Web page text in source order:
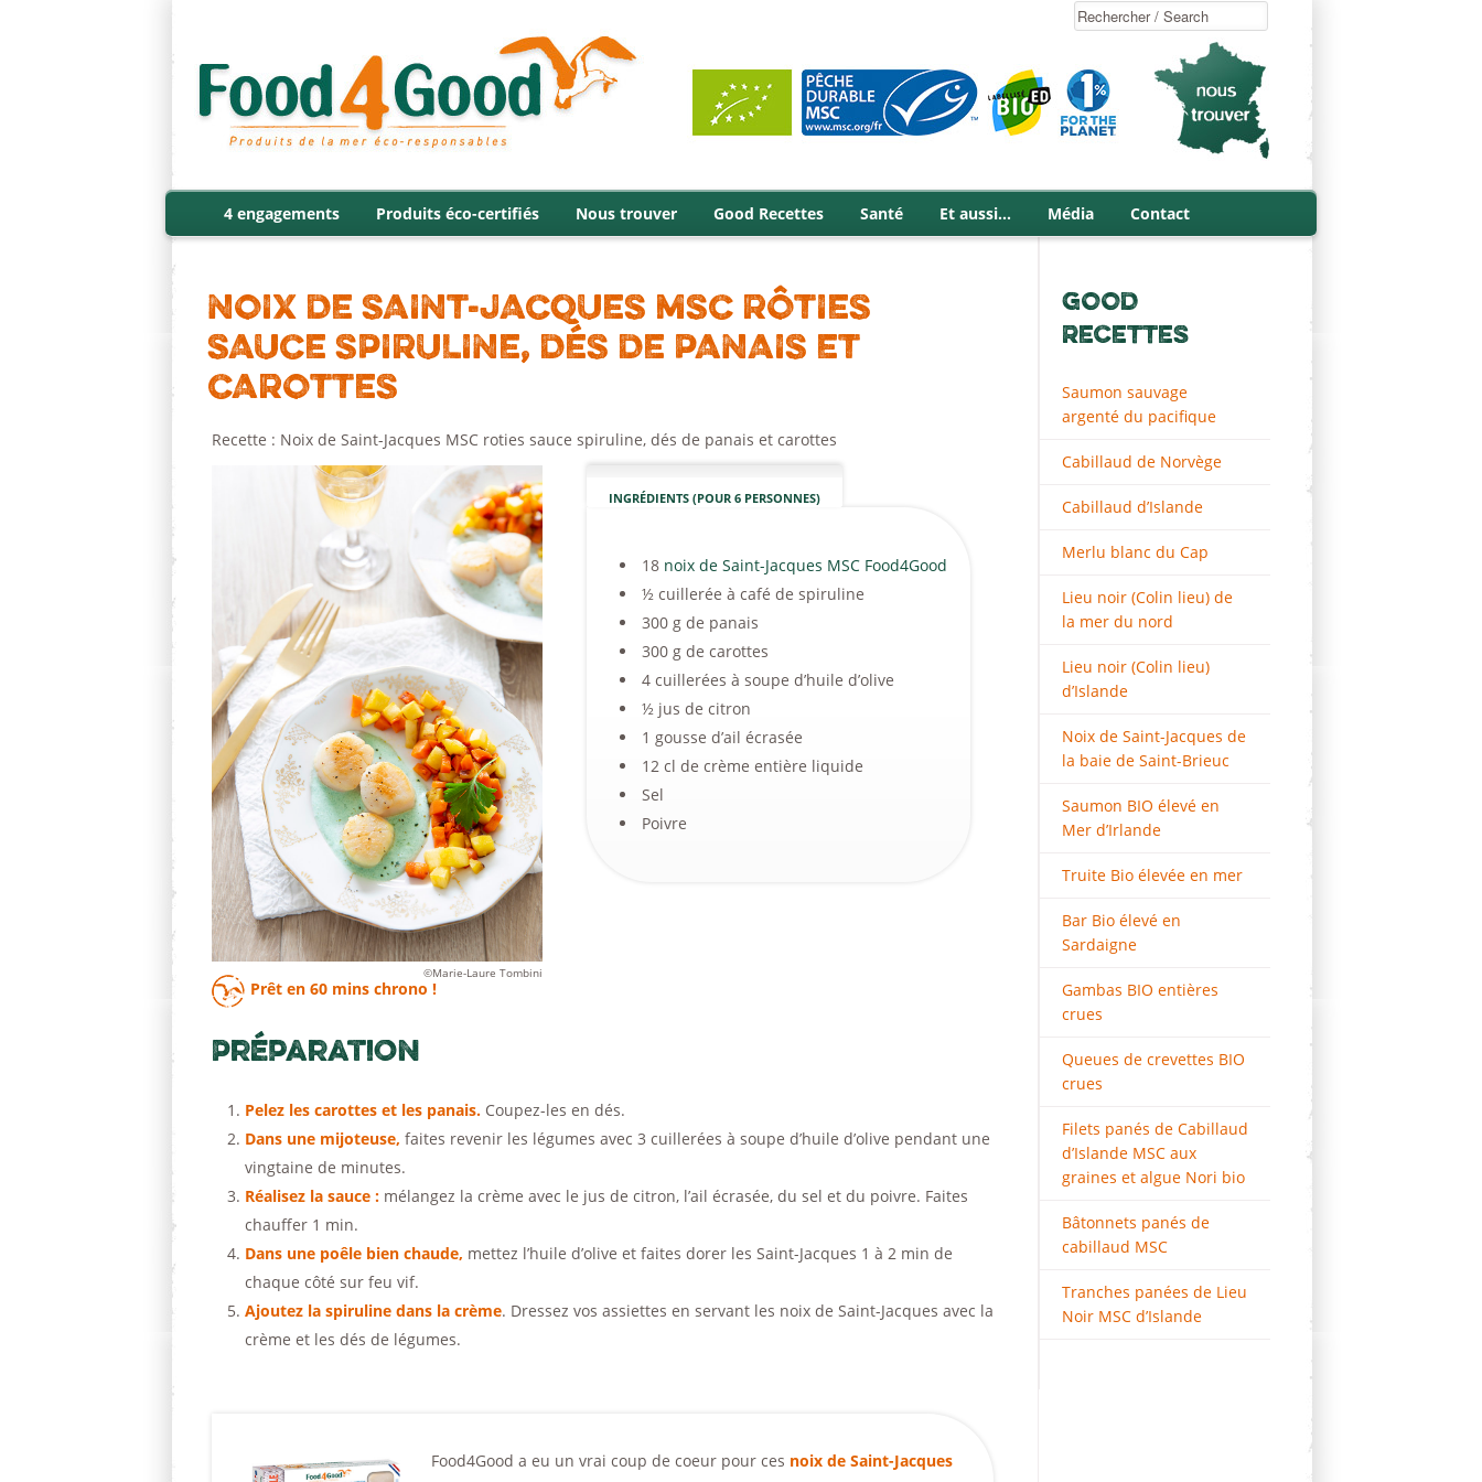
4 engagements Produits éco-certifiés Nous trouver Good Recettes Santé Et aussi… Média Contact
NOIX DE SAINT-JACQUES MSC RÔTIES
SAUCE SPIRULINE, DÉS DE PANAIS ET
CAROTTES
Recette : Noix de Saint-Jacques MSC roties sauce spiruline, dés de panais et carottes
©Marie-Laure Tombini
Prêt en 60 mins chrono !
INGRÉDIENTS (POUR 6 PERSONNES)
18 noix de Saint-Jacques MSC Food4Good
½ cuillerée à café de spiruline
300 g de panais
300 g de carottes
4 cuillerées à soupe d’huile d’olive
½ jus de citron
1 gousse d’ail écrasée
12 cl de crème entière liquide
Sel
Poivre
Préparation
Pelez les carottes et les panais. Coupez-les en dés.
Dans une mijoteuse, faites revenir les légumes avec 3 cuillerées à soupe d’huile d’olive pendant une
vingtaine de minutes.
Réalisez la sauce : mélangez la crème avec le jus de citron, l’ail écrasée, du sel et du poivre. Faites
chauffer 1 min.
Dans une poêle bien chaude, mettez l’huile d’olive et faites dorer les Saint-Jacques 1 à 2 min de
chaque côté sur feu vif.
Ajoutez la spiruline dans la crème. Dressez vos assiettes en servant les noix de Saint-Jacques avec la
crème et les dés de légumes.
Food4Good a eu un vrai coup de coeur pour ces noix de Saint-Jacques
GOOD
RECETTES
Saumon sauvage
argenté du pacifique
Cabillaud de Norvège
Cabillaud d’Islande
Merlu blanc du Cap
Lieu noir (Colin lieu) de
la mer du nord
Lieu noir (Colin lieu)
d’Islande
Noix de Saint-Jacques de
la baie de Saint-Brieuc
Saumon BIO élevé en
Mer d’Irlande
Truite Bio élevée en mer
Bar Bio élevé en
Sardaigne
Gambas BIO entières
crues
Queues de crevettes BIO
crues
Filets panés de Cabillaud
d’Islande MSC aux
graines et algue Nori bio
Bâtonnets panés de
cabillaud MSC
Tranches panées de Lieu
Noir MSC d’Islande